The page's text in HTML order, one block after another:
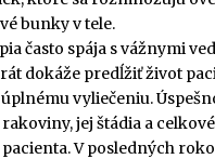
bunky v tele.
často spája s vážnymi
dokáže predĺžiť život
vyliečeniu.
jej štádia a
V posledných